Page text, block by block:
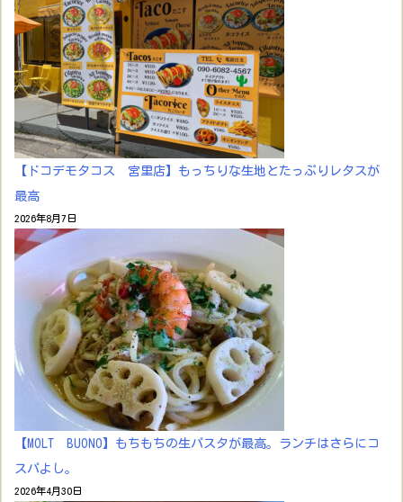
【ドコデモタコス 宮里店】もっちりな生地とたっぷりレタスが
最高
2026年8月7日
【MOLT BUONO】もちもちの生パスタが最高。ランチはさらにコ
スパよし。
2026年4月30日